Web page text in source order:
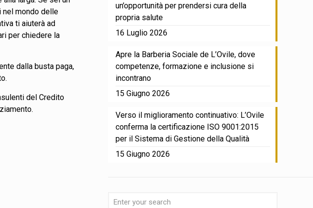
nel mondo delle
ti aiuterà ad
per chiedere la
dalla busta paga,
del Credito
un’opportunità per prendersi cura della
propria salute
16 Luglio 2026
Apre la Barberia Sociale de L’Ovile, dove
competenze, formazione e inclusione si
incontrano
15 Giugno 2026
Verso il miglioramento continuativo: L’Ovile
conferma la certificazione ISO 9001:2015
per il Sistema di Gestione della Qualità
15 Giugno 2026